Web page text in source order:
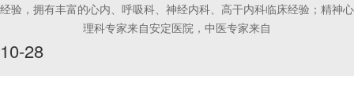
经验，拥有丰富的心内、呼吸科、神经内科、高干内科临床经验；精神心
理科专家来自安定医院，中医专家来自
10-28